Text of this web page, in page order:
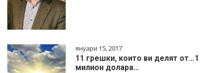
януари 15, 2017
11 грешки, които ви делят от…1
милиoн дoлapa…